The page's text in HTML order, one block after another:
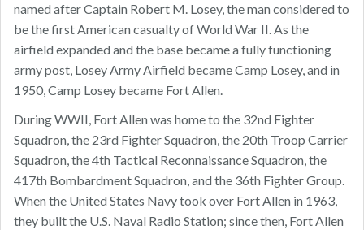
named after Captain Robert M. Losey, the man considered to
be the first American casualty of World War II. As the
airfield expanded and the base became a fully functioning
army post, Losey Army Airfield became Camp Losey, and in
1950, Camp Losey became Fort Allen.
During WWII, Fort Allen was home to the 32nd Fighter
Squadron, the 23rd Fighter Squadron, the 20th Troop Carrier
Squadron, the 4th Tactical Reconnaissance Squadron, the
417th Bombardment Squadron, and the 36th Fighter Group.
When the United States Navy took over Fort Allen in 1963,
they built the U.S. Naval Radio Station; since then, Fort Allen